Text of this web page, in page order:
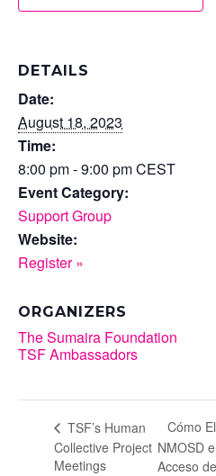
DETAILS
Date:
August 18, 2023
Time:
8:00 pm - 9:00 pmCEST
Event Category:
Support Group
Website:
Register »
ORGANIZERS
The Sumaira Foundation
TSF Ambassadors
TSF’s Human
Collective Project
Meetings
Cómo
NMOSD
Acceso